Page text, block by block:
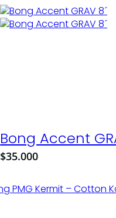
Bong Accent
$35.000